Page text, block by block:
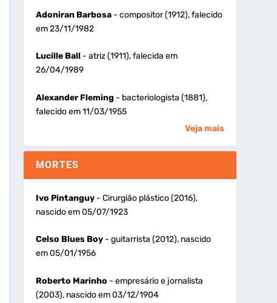
Adoniran Barbosa- compositor (1912), falecido
em 23/11/1982
Lucille Ball- atriz (1911), falecida em
26/04/1989
Alexander Fleming - bacteriologista (1881),
falecido em 11/03/1955
Veja mais
MORTES
Ivo Pintanguy- Cirurgião plástico (2016),
nascido em 05/07/1923
Celso Blues Boy- guitarrista (2012), nascido
em 05/01/1956
Roberto Marinho - empresário e jornalista
(2003), nascido em 03/12/1904